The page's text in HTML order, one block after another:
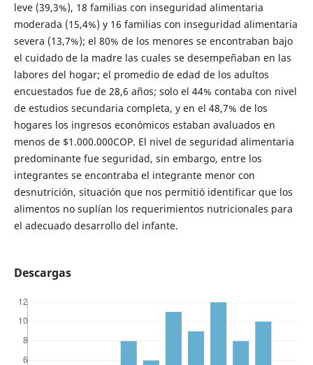
leve (39,3%), 18 familias con inseguridad alimentaria
moderada (15,4%) y 16 familias con inseguridad alimentaria
severa (13,7%); el 80% de los menores se encontraban bajo
el cuidado de la madre las cuales se desempeñaban en las
labores del hogar; el promedio de edad de los adultos
encuestados fue de 28,6 años; solo el 44% contaba con nivel
de estudios secundaria completa, y en el 48,7% de los
hogares los ingresos económicos estaban avaluados en
menos de $1.000.000COP. El nivel de seguridad alimentaria
predominante fue seguridad, sin embargo, entre los
integrantes se encontraba el integrante menor con
desnutrición, situación que nos permitió identificar que los
alimentos no suplían los requerimientos nutricionales para
el adecuado desarrollo del infante.
Descargas